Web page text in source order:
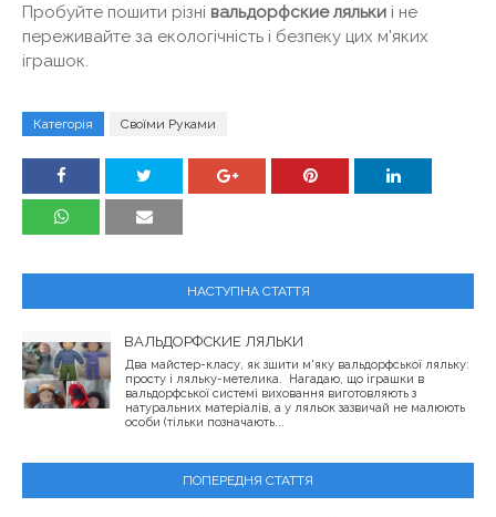
Пробуйте пошити різні вальдорфские ляльки і не
переживайте за екологічність і безпеку цих м'яких
іграшок.
Категорія Своїми Руками
НАСТУПНА СТАТТЯ
ВАЛЬДОРФСКИЕ ЛЯЛЬКИ
Два майстер-класу, як зшити м'яку вальдорфської ляльку:
просту і ляльку-метелика. Нагадаю, що іграшки в
вальдорфської системі виховання виготовляють з
натуральних матеріалів, а у ляльок зазвичай не малюють
особи (тільки позначають...
ПОПЕРЕДНЯ СТАТТЯ